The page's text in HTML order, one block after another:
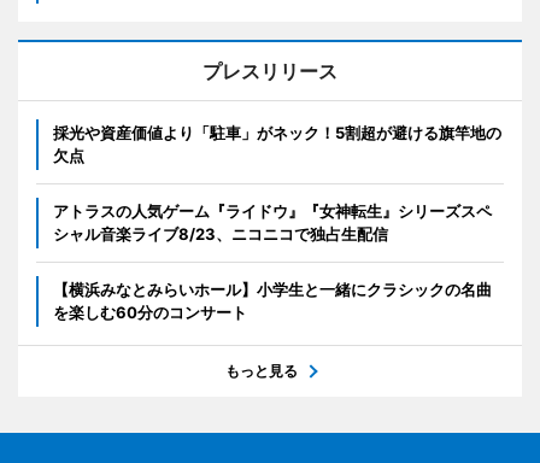
プレスリリース
採光や資産価値より「駐車」がネック！5割超が避ける旗竿地の
欠点
アトラスの人気ゲーム『ライドウ』『女神転生』シリーズスペ
シャル音楽ライブ8/23、ニコニコで独占生配信
【横浜みなとみらいホール】小学生と一緒にクラシックの名曲
を楽しむ60分のコンサート
もっと見る